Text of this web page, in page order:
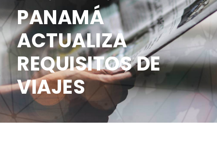
PANAMÁ
ACTUALIZA
REQUISITOS DE
VIAJES